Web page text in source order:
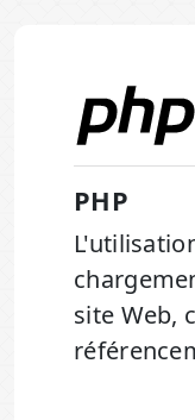
PHP
site Web,